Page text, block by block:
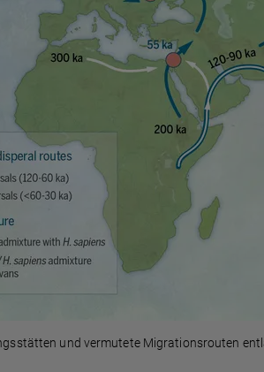
und vermutete Migrationsrouten